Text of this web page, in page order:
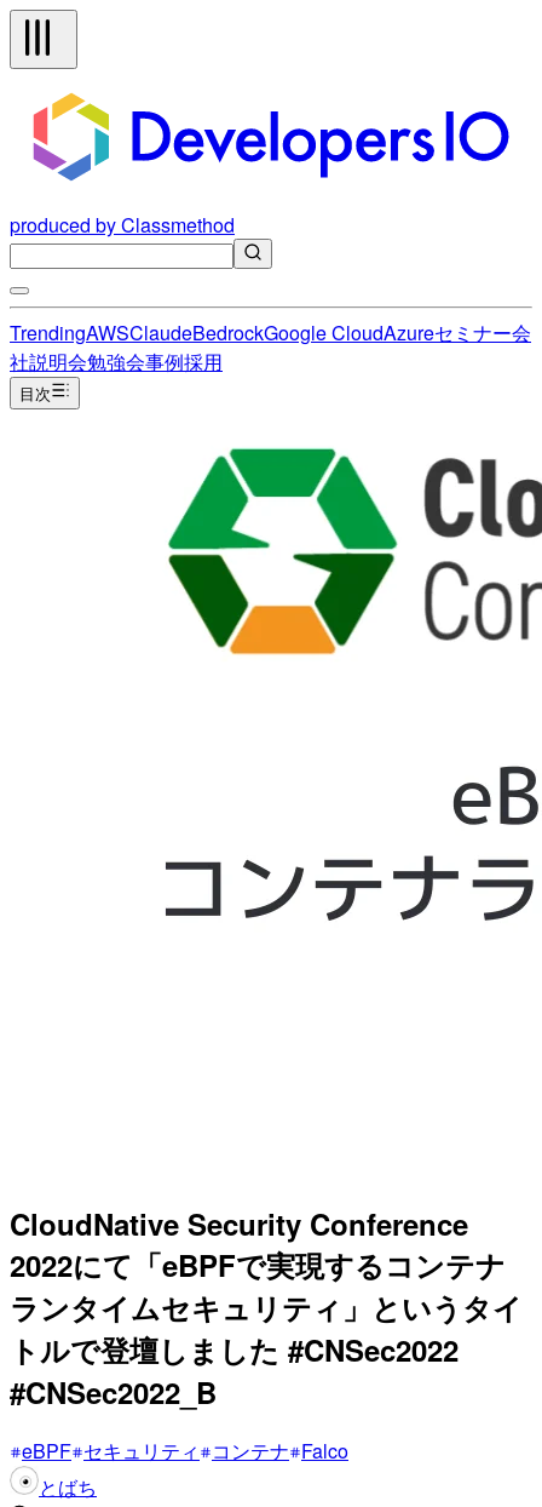
produced by Classmethod
TrendingAWSClaudeBedrockGoogle CloudAzureセミナー会
社説明会勉強会事例採用
目次
CloudNative Security Conference
2022にて「eBPFで実現するコンテナ
ランタイムセキュリティ」というタイ
トルで登壇しました #CNSec2022
#CNSec2022_B
eBPF セキュリティ コンテナ Falco
とばち